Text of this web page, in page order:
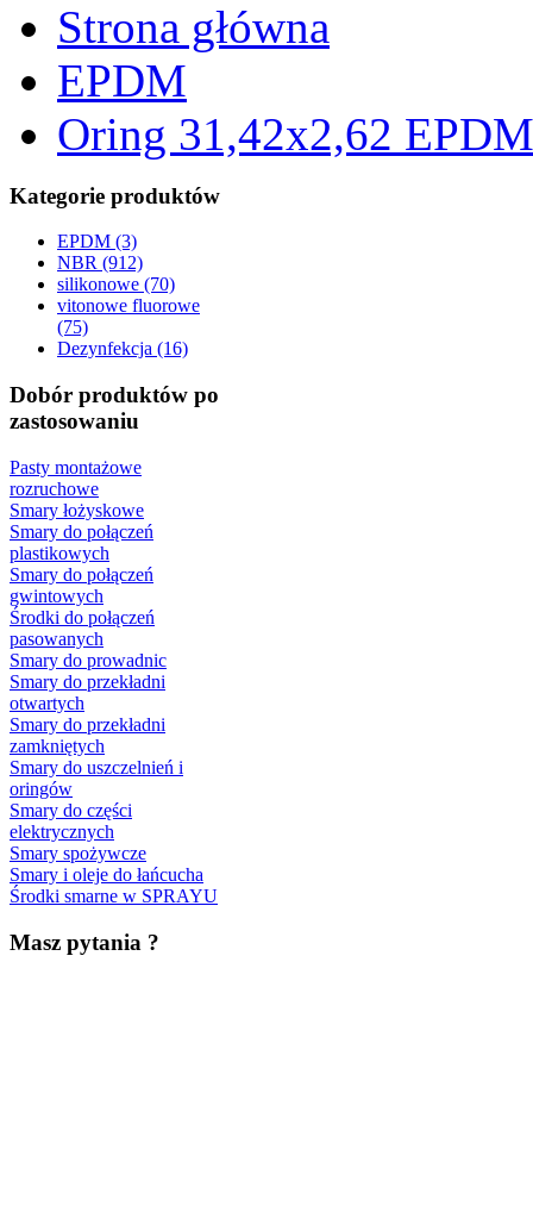
Strona główna
EPDM
Oring 31,42x2,62
Kategorie produktów
EPDM (3)
NBR (912)
silikonowe (70)
vitonowe fluorowe
(75)
Dezynfekcja (16)
Dobór produktów po
zastosowaniu
Pasty montażowe
rozruchowe
Smary łożyskowe
Smary do połączeń
plastikowych
Smary do połączeń
gwintowych
Środki do połączeń
pasowanych
Smary do prowadnic
Smary do przekładni
otwartych
Smary do przekładni
zamkniętych
Smary do uszczelnień i
oringów
Smary do części
elektrycznych
Smary spożywcze
Smary i oleje do łańcucha
Środki smarne w SPRAYU
Masz pytania ?